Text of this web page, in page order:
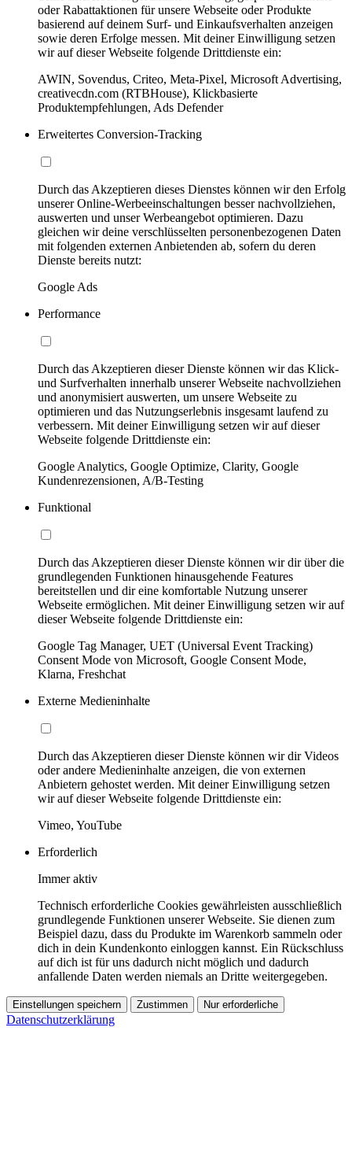
oder Rabattaktionen für unsere Webseite oder Produkte
basierend auf deinem Surf- und Einkaufsverhalten anzeigen
sowie deren Erfolge messen. Mit deiner Einwilligung setzen
wir auf dieser Webseite folgende Drittdienste ein:
AWIN, Sovendus, Criteo, Meta-Pixel, Microsoft Advertising,
creativecdn.com (RTBHouse), Klickbasierte
Produktempfehlungen, Ads Defender
Erweitertes Conversion-Tracking
Durch das Akzeptieren dieses Dienstes können wir den Erfolg
unserer Online-Werbeeinschaltungen besser nachvollziehen,
auswerten und unser Werbeangebot optimieren. Dazu
gleichen wir deine verschlüsselten personenbezogenen Daten
mit folgenden externen Anbietenden ab, sofern du deren
Dienste bereits nutzt:
Google Ads
Performance
Durch das Akzeptieren dieser Dienste können wir das Klick-
und Surfverhalten innerhalb unserer Webseite nachvollziehen
und anonymisiert auswerten, um unsere Webseite zu
optimieren und das Nutzungserlebnis insgesamt laufend zu
verbessern. Mit deiner Einwilligung setzen wir auf dieser
Webseite folgende Drittdienste ein:
Google Analytics, Google Optimize, Clarity, Google
Kundenrezensionen, A/B-Testing
Funktional
Durch das Akzeptieren dieser Dienste können wir dir über die
grundlegenden Funktionen hinausgehende Features
bereitstellen und dir eine komfortable Nutzung unserer
Webseite ermöglichen. Mit deiner Einwilligung setzen wir auf
dieser Webseite folgende Drittdienste ein:
Google Tag Manager, UET (Universal Event Tracking)
Consent Mode von Microsoft, Google Consent Mode,
Klarna, Freshchat
Externe Medieninhalte
Durch das Akzeptieren dieser Dienste können wir dir Videos
oder andere Medieninhalte anzeigen, die von externen
Anbietern gehostet werden. Mit deiner Einwilligung setzen
wir auf dieser Webseite folgende Drittdienste ein:
Vimeo, YouTube
Erforderlich
Immer aktiv
Technisch erforderliche Cookies gewährleisten ausschließlich
grundlegende Funktionen unserer Webseite. Sie dienen zum
Beispiel dazu, dass du Produkte im Warenkorb sammeln oder
dich in dein Kundenkonto einloggen kannst. Ein Rückschluss
auf dich ist für uns dadurch nicht möglich und dadurch
anfallende Daten werden niemals an Dritte weitergegeben.
Einstellungen speichern Zustimmen Nur erforderliche
Datenschutzerklärung